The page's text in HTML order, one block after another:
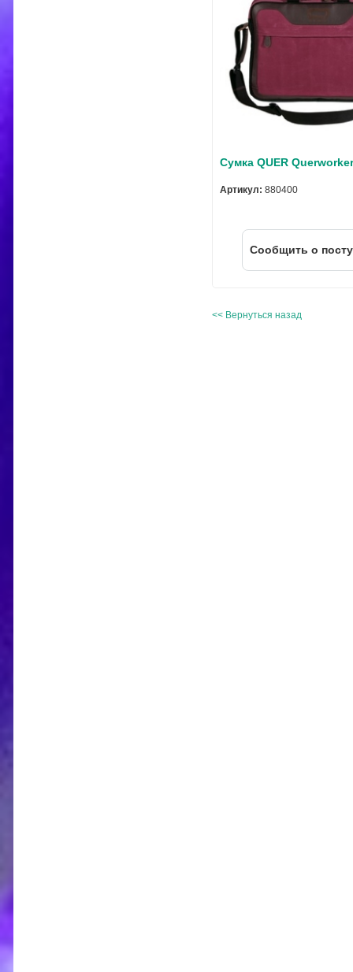
Сумка QUER
Артикул: 880400
Cообщить о
<< Вернуться назад